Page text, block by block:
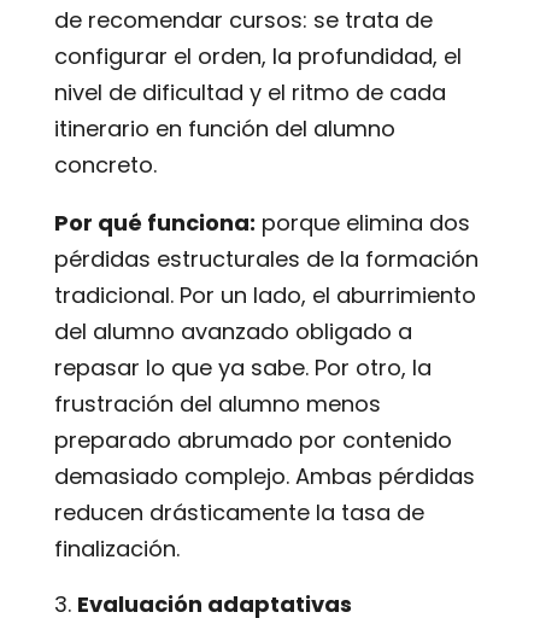
de recomendar cursos: se trata de
configurar el orden, la profundidad, el
nivel de dificultad y el ritmo de cada
itinerario en función del alumno
concreto.
Por qué funciona: porque elimina dos
pérdidas estructurales de la formación
tradicional. Por un lado, el aburrimiento
del alumno avanzado obligado a
repasar lo que ya sabe. Por otro, la
frustración del alumno menos
preparado abrumado por contenido
demasiado complejo. Ambas pérdidas
reducen drásticamente la tasa de
finalización.
Evaluación adaptativas